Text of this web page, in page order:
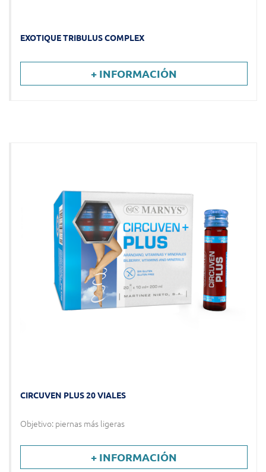
EXOTIQUE TRIBULUS COMPLEX
+ INFORMACIÓN
CIRCUVEN PLUS 20 VIALES
Objetivo: piernas más ligeras
+ INFORMACIÓN